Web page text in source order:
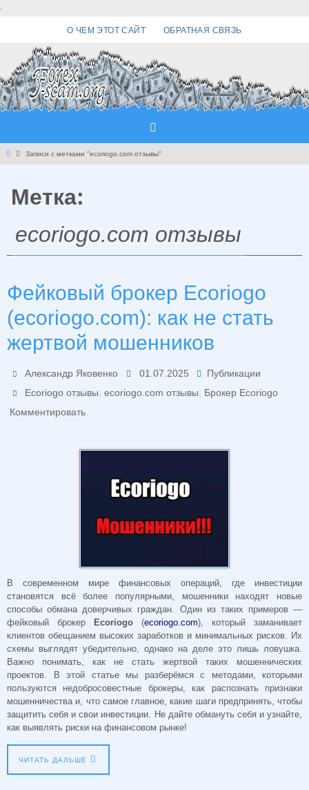
.
О ЧЕМ ЭТОТ САЙТ ОБРАТНАЯ СВЯЗЬ
Главная
Записи с метками "ecoriogo.com отзывы"
Метка:
ecoriogo.com отзывы
Фейковый брокер Ecoriogo
(ecoriogo.com): как не стать
жертвой мошенников
Александр Яковенко 01.07.2025
Публикации
Ecoriogo отзывы,ecoriogo.com отзывы, Брокер Ecoriogo
Комментировать
В современном мире финансовых операций, где инвестиции
становятся всё более популярными, мошенники находят новые
способы обмана доверчивых граждан. Один из таких примеров —
фейковый брокер Ecoriogo (ecoriogo.com), который заманивает
клиентов обещанием высоких заработков и минимальных рисков. Их
схемы выглядят убедительно, однако на деле это лишь ловушка.
Важно понимать, как не стать жертвой таких мошеннических
проектов. В этой статье мы разберёмся с методами, которыми
пользуются недобросовестные брокеры, как распознать признаки
мошенничества и, что самое главное, какие шаги предпринять, чтобы
защитить себя и свои инвестиции. Не дайте обмануть себя и узнайте,
как выявлять риски на финансовом рынке!
ЧИТАТЬ ДАЛЬШЕ